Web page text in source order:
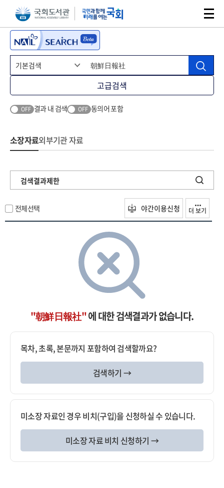
본문 바로가기주메뉴 바로가기
고급검색
OFF 결과 내 검색 OFF 동의어 포함
소장자료외부기관 자료
검색결과제한
전체선택 야간이용신청 더 보기
"朝鮮日報社"에 대한 검색결과가 없습니다.
목차, 초록, 본문까지 포함하여 검색할까요?
검색하기 →
미소장 자료인 경우 비치(구입)을 신청하실 수 있습니다.
미소장 자료 비치 신청하기 →